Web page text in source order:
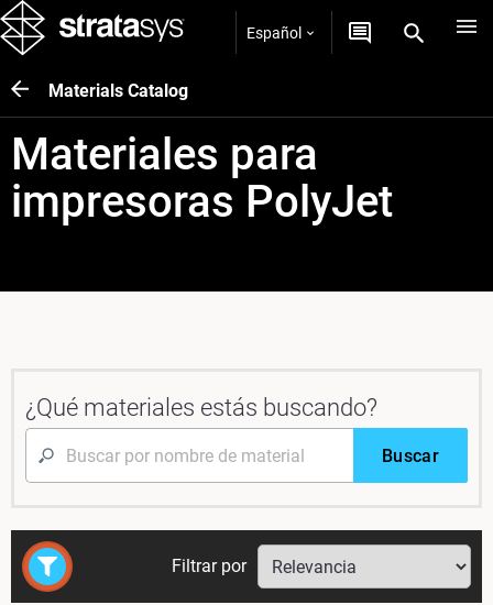
Español
Materials Catalog
Materiales para
impresoras PolyJet
¿Qué materiales estás buscando?
Buscar
Filtrar por